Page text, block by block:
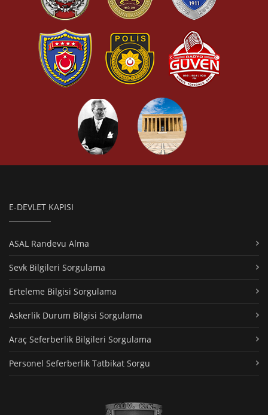
E-DEVLET KAPISI
ASAL Randevu Alma
Sevk Bilgileri Sorgulama
Erteleme Bilgisi Sorgulama
Askerlik Durum Bilgisi Sorgulama
Araç Seferberlik Bilgileri Sorgulama
Personel Seferberlik Tatbikat Sorgu